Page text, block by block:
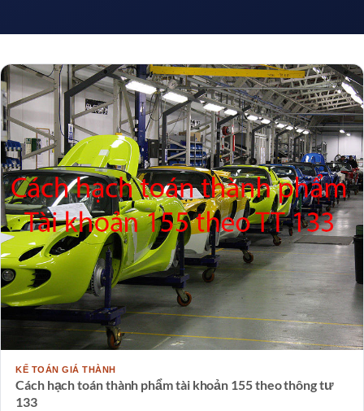
KẾ TOÁN GIÁ THÀNH
Cách hạch toán thành phẩm tài khoản 155 theo thông tư
133